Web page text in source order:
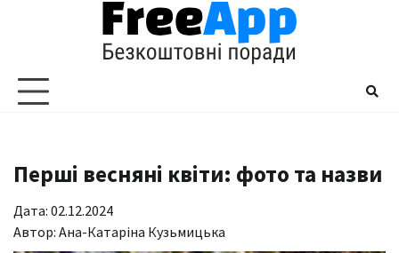
Перші весняні квіти: фото та назви
Дата: 02.12.2024
Автор: Ана-Катаріна Кузьмицька